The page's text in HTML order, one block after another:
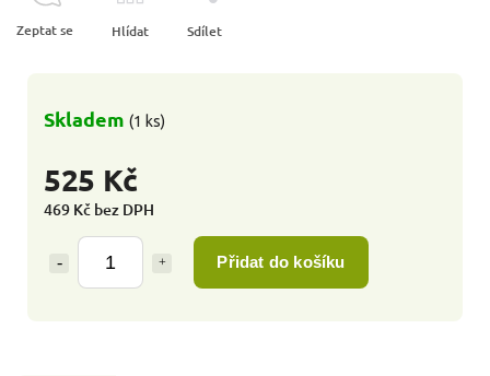
525 Kč
469 Kč bez DPH
Přidat do košíku
Skladem (1 ks)
Zeptat se Hlídat Sdílet